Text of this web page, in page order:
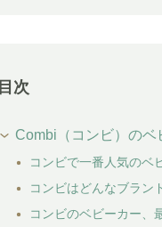
目次
Combi（コンビ）のベ
コンビで一番人気のベ
コンビはどんなブラン
コンビのベビーカー、